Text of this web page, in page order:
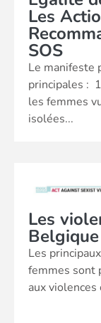
Les
SOS
Le manifeste
principales :
les femmes
isolées...
Les
Belgique
Les
femmes sont
aux